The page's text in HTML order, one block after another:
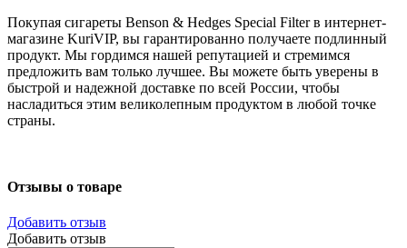
Покупая сигареты Benson & Hedges Special Filter в интернет-
магазине KuriVIP, вы гарантированно получаете подлинный
продукт. Мы гордимся нашей репутацией и стремимся
предложить вам только лучшее. Вы можете быть уверены в
быстрой и надежной доставке по всей России, чтобы
насладиться этим великолепным продуктом в любой точке
страны.
Отзывы о товаре
Добавить отзыв
Добавить отзыв